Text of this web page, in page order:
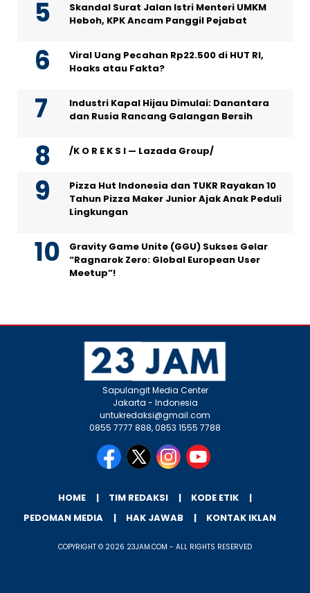
Skandal Surat Jalan Istri Menteri UMKM
Heboh, KPK Ancam Panggil Pejabat
Viral Uang Pecahan Rp22.500 di HUT RI,
Hoaks atau Fakta?
Industri Kapal Hijau Dimulai: Danantara
dan Rusia Rancang Galangan Bersih
/K O R E K S I — Lazada Group/
Pizza Hut Indonesia dan TUKR Rayakan 10
Tahun Pizza Maker Junior Ajak Anak Peduli
Lingkungan
Gravity Game Unite (GGU) Sukses Gelar
“Ragnarok Zero: Global European User
Meetup”!
Sapulangit Media Center
Jakarta - Indonesia
untukredaksi@gmail.com
0855 7777 888, 0853 1555 7788
HOME TIM REDAKSI
KODE ETIK
PEDOMAN MEDIA
HAK JAWAB KONTAK IKLAN
COPYRIGHT © 2026 23JAM.COM - ALL RIGHTS RESERVED